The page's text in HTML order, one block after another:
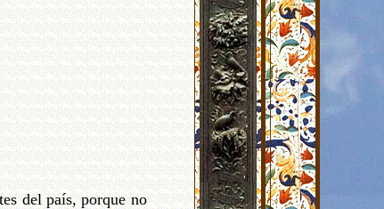
del país, porque no